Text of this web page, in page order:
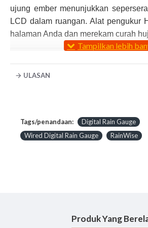
ujung ember menunjukkan
LCD dalam ruangan. Alat pengukur
halaman Anda dan merekam curah
Pengosongan air dengan sendiri
peristiwa individu dan menjaga
Dual kontra membutuhkan 3 "AA"
dua sel baterai tombol. baterai
Merek RainWise Made in USA Harga
ULASAN
Tags/penandaan:
Digital Rain Gauge
Wired Digital Rain Gauge
RainWise
Produk Yang